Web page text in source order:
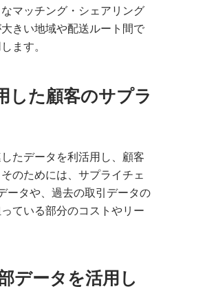
マッチング・シェアリング
きい地域や配送ルート間で
ます。
した顧客のサプラ
たデータを利活用し、顧客
のためには、サプライチェ
ータや、過去の取引データの
ている部分のコストやリー
データを活用し